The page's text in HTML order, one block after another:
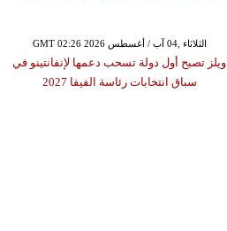
GMT 02:26 2026 الثلاثاء ,04 آب / أغسطس
ويلز تصبح أول دولة تسحب دعمها لإنفانتينو في
سباق انتخابات رئاسة الفيفا 2027